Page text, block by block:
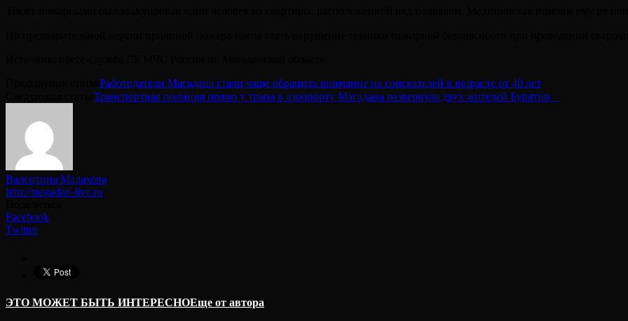
Работодатели Магадана стали чаще обращать внимание на соискателей в возрасте от 40 лет
Транспортная полиция прямо у трапа в аэропорту Магадана развернула двух жителей Бурятии⠀
Валентина Малахова
http://magadan-live.ru
Facebook
Twitter
ЭТО МОЖЕТ БЫТЬ ИНТЕРЕСНОЕще от автора